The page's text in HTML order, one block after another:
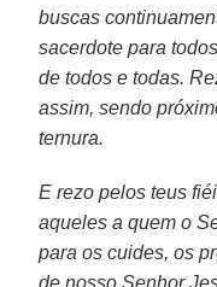
buscas
sacerdote para
de todos e todas.
assim, sendo
ternura.
E rezo pelos teus
aqueles a quem o
para os cuides, os